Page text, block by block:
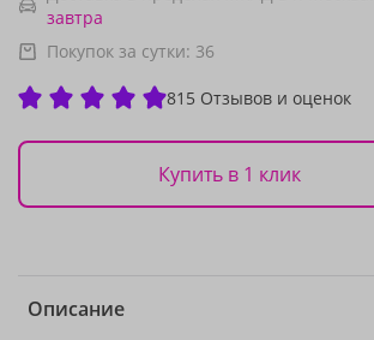
завтра
Покупок за сутки: 36
815 Отзывов и оценок
Купить в 1 клик
Описание